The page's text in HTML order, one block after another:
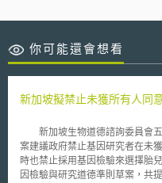
你可能還會想看
新加坡擬禁止未獲所有人同
新加坡生物道德諮詢委員會五
案建議政府禁止基因研究者在未
時也禁止採用基因檢驗來選擇胎
因檢驗與研究道德準則草案，共